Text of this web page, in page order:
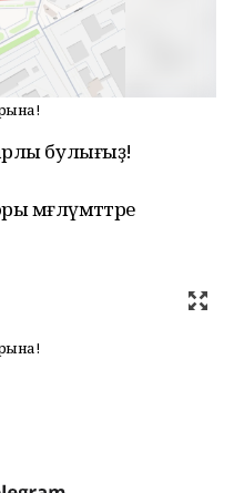
булығыҙ!
мәғлүмәттәре